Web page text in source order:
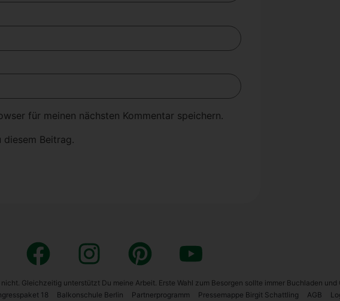
für meinen nächsten Kommentar speichern.
diesem Beitrag.
Gleichzeitig unterstützt Du meine Arbeit. Erste Wahl zum Besorgen sollte immer Buchladen und
18 Bal­kon­schu­le Ber­lin Part­ner­pro­gramm Pres­se­map­pe Bir­git Schatt­ling AGB